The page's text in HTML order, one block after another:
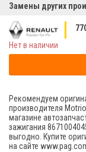
Замены других
Нет в наличии
Рекомендуем
производителя
магазине
зажигания
выгодно. Купите
на сайте